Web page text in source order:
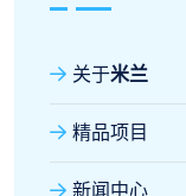
关于米兰
精品项目
新闻中心